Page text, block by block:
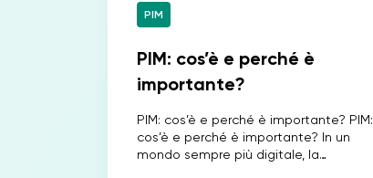
PIM
PIM: cos’è e perché è
importante?
PIM: cos’è e perché è importante? PIM:
cos’è e perché è importante? In un
mondo sempre più digitale, la…